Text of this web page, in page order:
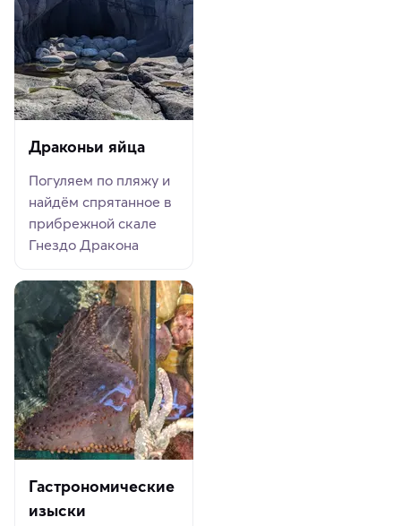
Драконьи яйца
Погуляем по пляжу и
найдём спрятанное в
прибрежной скале
Гнездо Дракона
Гастрономические
изыски